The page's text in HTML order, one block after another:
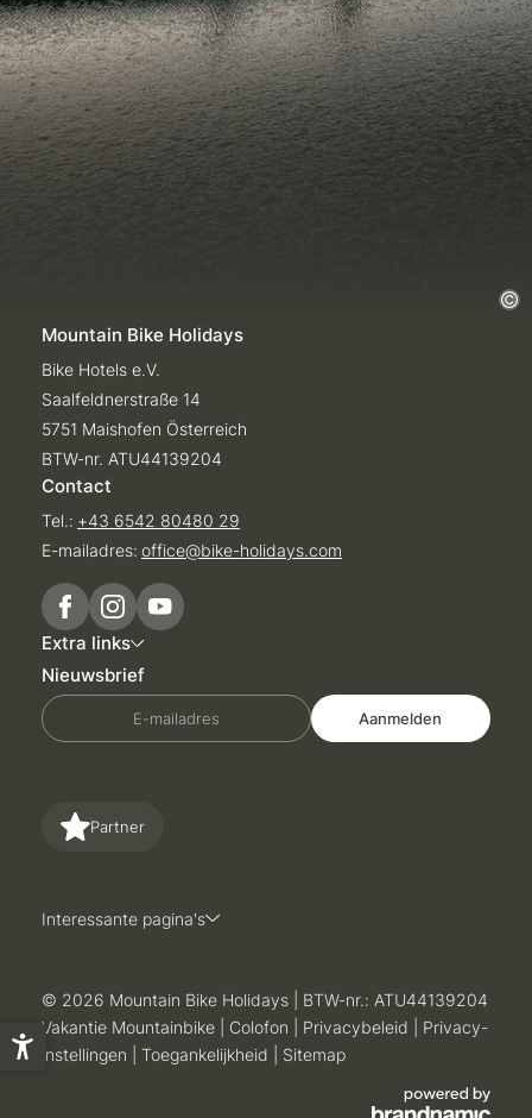
Mountain Bike Holidays
Bike Hotels e.V.
Saalfeldnerstraße 14
5751 Maishofen Österreich
BTW-nr. ATU44139204
Contact
Tel.: +43 6542 80480 29
E-mailadres: office@bike-holidays.com
Extra links
Nieuwsbrief
E-mailadres Aanmelden
Partner
Interessante pagina's
© 2026 Mountain Bike Holidays
BTW-nr.: ATU44139204
Vakantie Mountainbike
Colofon Privacybeleid
Privacy-
instellingen
Toegankelijkheid Sitemap